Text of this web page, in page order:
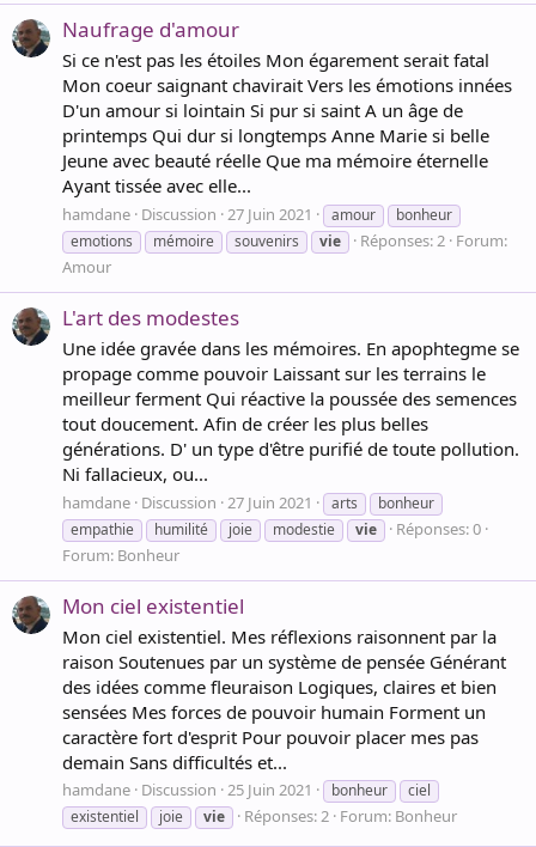
Naufrage d'amour
Si ce n'est pas les étoiles Mon égarement serait fatal
Mon coeur saignant chavirait Vers les émotions innées
D'un amour si lointain Si pur si saint A un âge de
printemps Qui dur si longtemps Anne Marie si belle
Jeune avec beauté réelle Que ma mémoire éternelle
Ayant tissée avec elle...
hamdane Discussion 27 Juin 2021 amour
bonheur
emotions
mémoire souvenirs vie Réponses: 2 Forum:
Amour
L'art des modestes
Une idée gravée dans les mémoires. En apophtegme se
propage comme pouvoir Laissant sur les terrains le
meilleur ferment Qui réactive la poussée des semences
tout doucement. Afin de créer les plus belles
générations. D' un type d'être purifié de toute pollution.
Ni fallacieux, ou...
hamdane Discussion 27 Juin 2021 arts
bonheur
empathie
humilité joie modestie vie
Réponses: 0
Forum: Bonheur
Mon ciel existentiel
Mon ciel existentiel. Mes réflexions raisonnent par la
raison Soutenues par un système de pensée Générant
des idées comme fleuraison Logiques, claires et bien
sensées Mes forces de pouvoir humain Forment un
caractère fort d'esprit Pour pouvoir placer mes pas
demain Sans difficultés et...
hamdane Discussion 25 Juin 2021 bonheur
ciel
existentiel
joie vie Réponses: 2 Forum: Bonheur